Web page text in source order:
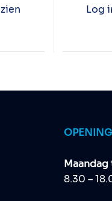
IRISH WHISKEY
Log
8.30 –